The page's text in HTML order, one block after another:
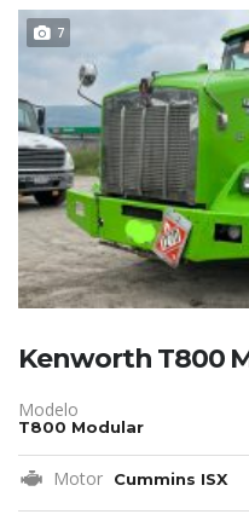
7
Kenworth T800
Modelo
T800 Modular
Motor Cummins ISX